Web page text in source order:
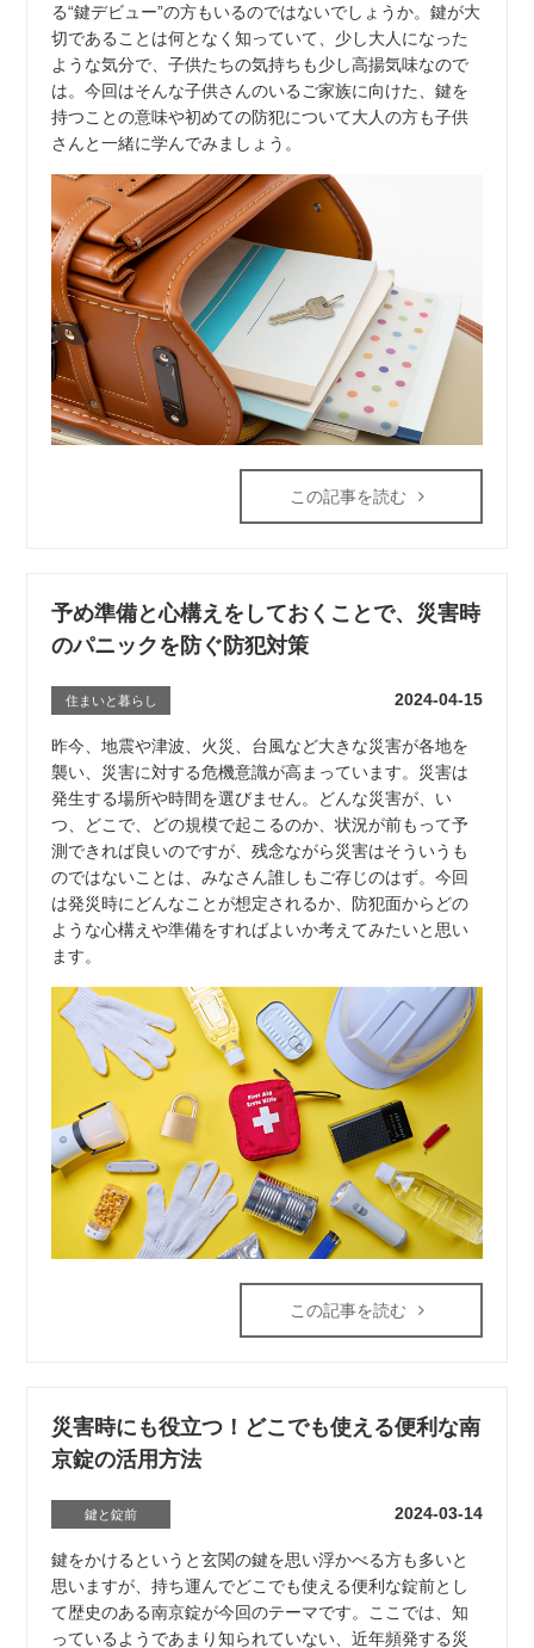
る“鍵デビュー”の方もいるのではないでしょうか。鍵が大
切であることは何となく知っていて、少し大人になった
ような気分で、子供たちの気持ちも少し高揚気味なので
は。今回はそんな子供さんのいるご家族に向けた、鍵を
持つことの意味や初めての防犯について大人の方も子供
さんと一緒に学んでみましょう。
この記事を読む
予め準備と心構えをしておくことで、災害時
のパニックを防ぐ防犯対策
住まいと暮らし 2024-04-15
昨今、地震や津波、火災、台風など大きな災害が各地を
襲い、災害に対する危機意識が高まっています。災害は
発生する場所や時間を選びません。どんな災害が、い
つ、どこで、どの規模で起こるのか、状況が前もって予
測できれば良いのですが、残念ながら災害はそういうも
のではないことは、みなさん誰しもご存じのはず。今回
は発災時にどんなことが想定されるか、防犯面からどの
ような心構えや準備をすればよいか考えてみたいと思い
ます。
この記事を読む
災害時にも役立つ！どこでも使える便利な南
京錠の活用方法
鍵と錠前 2024-03-14
鍵をかけるというと玄関の鍵を思い浮かべる方も多いと
思いますが、持ち運んでどこでも使える便利な錠前とし
て歴史のある南京錠が今回のテーマです。ここでは、知
っているようであまり知られていない、近年頻発する災